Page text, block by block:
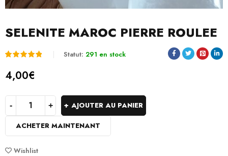
SELENITE MAROC PIERRE ROULEE
basé
notations
Statut: 291 en stock
4,00€
AJOUTER AU PANIER
ACHETER MAINTENANT
Wishlist